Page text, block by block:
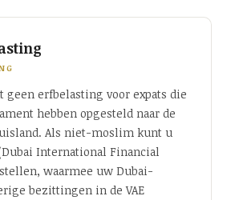
geen erfbelasting voor expats die
hebben opgesteld naar de
Als niet-moslim kunt u
International Financial
waarmee uw Dubai-
bezittingen in de VAE